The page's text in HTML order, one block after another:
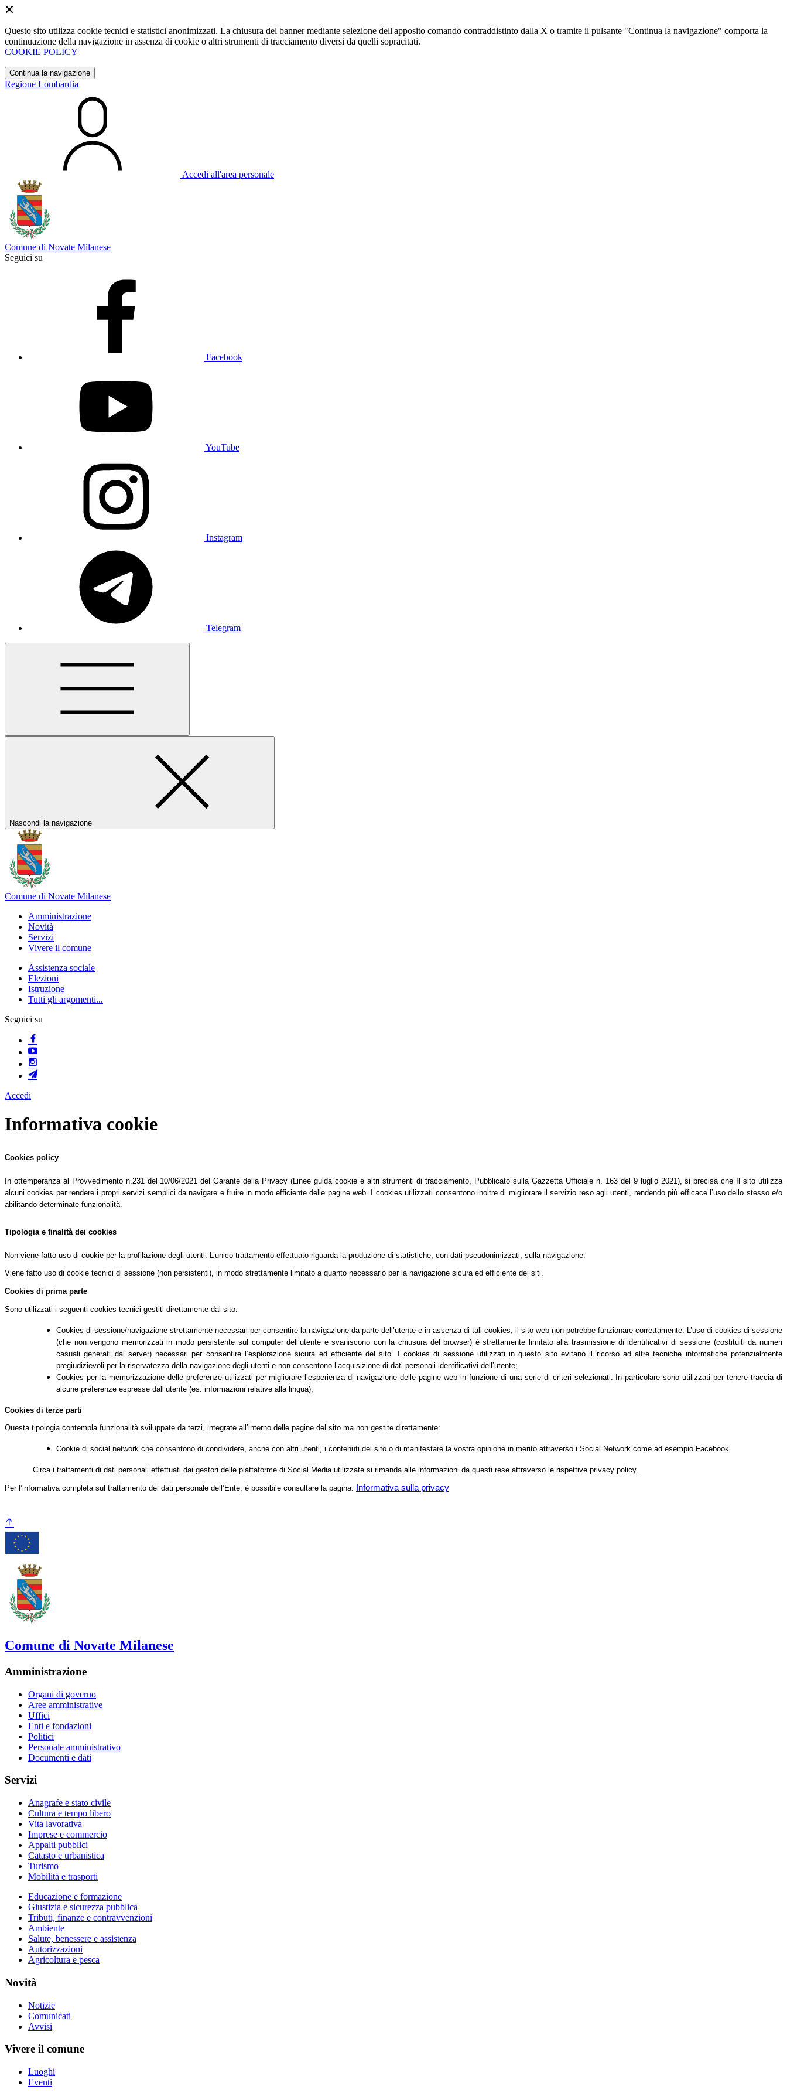
Questo sito utilizza cookie tecnici e statistici anonimizzati. La chiusura del banner mediante selezione dell'apposito comando contraddistinto dalla X o tramite il pulsante "Continua la navigazione" comporta la
continuazione della navigazione in assenza di cookie o altri strumenti di tracciamento diversi da quelli sopracitati.
COOKIE POLICY
Continua la navigazione
Regione Lombardia
Accedi all'area personale
Comune di Novate Milanese
Seguici su
Facebook
YouTube
Instagram
Telegram
Nascondi la navigazione
Comune di Novate Milanese
Amministrazione
Novità
Servizi
Vivere il comune
Assistenza sociale
Elezioni
Istruzione
Tutti gli argomenti...
Seguici su
Accedi
Informativa cookie
Cookies policy
In ottemperanza al Provvedimento n.231 del 10/06/2021 del Garante della Privacy (Linee guida cookie e altri strumenti di tracciamento, Pubblicato sulla Gazzetta Ufficiale n. 163 del 9 luglio 2021), si precisa che Il sito utilizza
alcuni cookies per rendere i propri servizi semplici da navigare e fruire in modo efficiente delle pagine web. I cookies utilizzati consentono inoltre di migliorare il servizio reso agli utenti, rendendo più efficace l’uso dello stesso e/o
abilitando determinate funzionalità.
Tipologia e finalità dei cookies
Non viene fatto uso di cookie per la profilazione degli utenti. L’unico trattamento effettuato riguarda la produzione di statistiche, con dati pseudonimizzati, sulla navigazione.
Viene fatto uso di cookie tecnici di sessione (non persistenti), in modo strettamente limitato a quanto necessario per la navigazione sicura ed efficiente dei siti.
Cookies di prima parte
Sono utilizzati i seguenti cookies tecnici gestiti direttamente dal sito:
Cookies di sessione/navigazione strettamente necessari per consentire la navigazione da parte dell’utente e in assenza di tali cookies, il sito web non potrebbe funzionare correttamente. L’uso di cookies di sessione
(che non vengono memorizzati in modo persistente sul computer dell’utente e svaniscono con la chiusura del browser) è strettamente limitato alla trasmissione di identificativi di sessione (costituiti da numeri
casuali generati dal server) necessari per consentire l’esplorazione sicura ed efficiente del sito. I cookies di sessione utilizzati in questo sito evitano il ricorso ad altre tecniche informatiche potenzialmente
pregiudizievoli per la riservatezza della navigazione degli utenti e non consentono l’acquisizione di dati personali identificativi dell’utente;
Cookies per la memorizzazione delle preferenze utilizzati per migliorare l’esperienza di navigazione delle pagine web in funzione di una serie di criteri selezionati. In particolare sono utilizzati per tenere traccia di
alcune preferenze espresse dall’utente (es: informazioni relative alla lingua);
Cookies di terze parti
Questa tipologia contempla funzionalità sviluppate da terzi, integrate all’interno delle pagine del sito ma non gestite direttamente:
Cookie di social network che consentono di condividere, anche con altri utenti, i contenuti del sito o di manifestare la vostra opinione in merito attraverso i Social Network come ad esempio Facebook.
Circa i trattamenti di dati personali effettuati dai gestori delle piattaforme di Social Media utilizzate si rimanda alle informazioni da questi rese attraverso le rispettive privacy policy.
Per l’informativa completa sul trattamento dei dati personale dell’Ente, è possibile consultare la pagina: Informativa sulla privacy
Comune di Novate Milanese
Amministrazione
Organi di governo
Aree amministrative
Uffici
Enti e fondazioni
Politici
Personale amministrativo
Documenti e dati
Servizi
Anagrafe e stato civile
Cultura e tempo libero
Vita lavorativa
Imprese e commercio
Appalti pubblici
Catasto e urbanistica
Turismo
Mobilità e trasporti
Educazione e formazione
Giustizia e sicurezza pubblica
Tributi, finanze e contravvenzioni
Ambiente
Salute, benessere e assistenza
Autorizzazioni
Agricoltura e pesca
Novità
Notizie
Comunicati
Avvisi
Vivere il comune
Luoghi
Eventi